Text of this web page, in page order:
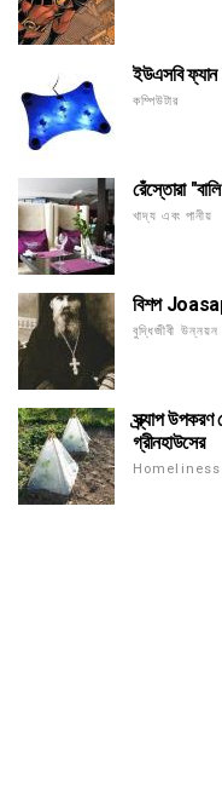
ইউএসবি ফ্যান
কম্পিউটার
রেঁস্তোরা
খাদ্য এবং পানীয়
বিশপ
বুদ্ধিজীবী উন্নয়ন
স্ক্র্যাপ
গ্রীনহাউসের
Homeliness